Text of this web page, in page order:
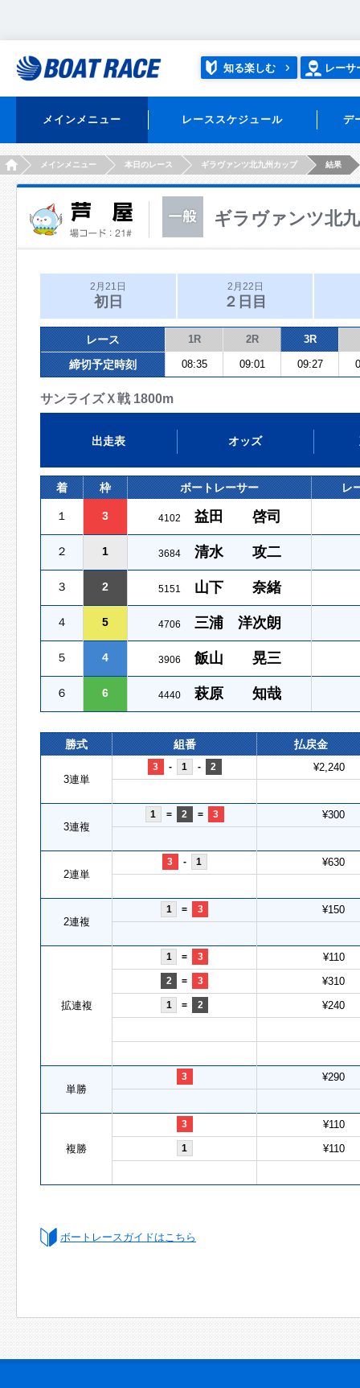
知る楽しむ レーサ
メインメニュー レーススケジュール デ
HOMEメインメニュー 本日のレース ギラヴァンツ北九州カップ 結果
ギラヴァンツ北
2月21日
初日
2月22日
２日目
レース 1R 2R 3R
締切予定時刻 08:35 09:01 09:27
サンライズＸ戦 1800m
出走表 オッズ
着 枠 ボートレーサー レ
１ 3 4102 益田 啓司
２ 1 3684 清水 攻二
３ 2 5151 山下 奈緒
４ 5 4706 三浦 洋次朗
５ 4 3906 飯山 晃三
６ 6 4440 萩原 知哉
勝式 組番 払戻金
3連単
3 - 1 - 2 ¥2,240
3連複
1 = 2 = 3 ¥300
2連単
3 - 1 ¥630
2連複
1 = 3 ¥150
拡連複
1 = 3 ¥110
2 = 3 ¥310
1 = 2 ¥240
単勝
3 ¥290
複勝
3 ¥110
1 ¥110
ボートレースガイドはこちら